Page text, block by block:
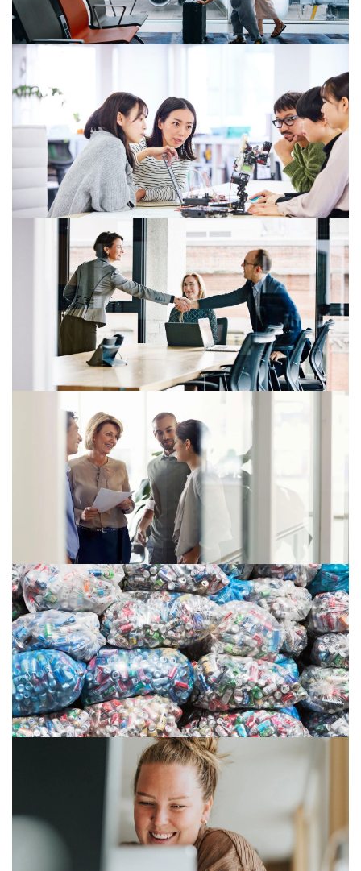
05/03/26
Díl 3: Digitální omnibus – konec
cookies lišt?
Díl 2: Digitální omnibus – slíbená
deregulace nebo další nejistota?
PwC uspělo ve sporu o převodní
ceny před Krajským soudem v Ústí
nad Labem
02/02/26
Díl 1: Digitální omnibus – slíbená
deregulace nebo další nejistota?
Nové nařízení EU o obalech: koho se
týká, co vyžaduje a kdo nyní musí
plnit povinnosti